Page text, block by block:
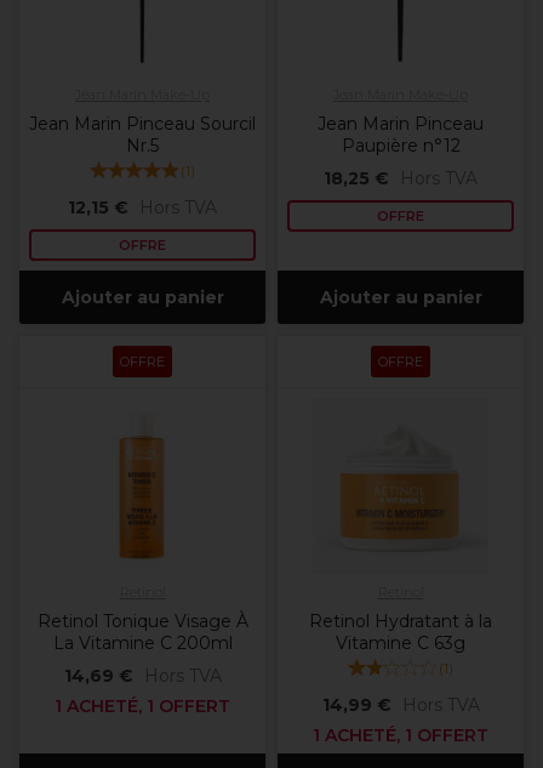
Jean Marin Pinceau Sourcil
Nr.5
(1)
12,15 € Hors TVA
OFFRE
Ajouter au panier
Jean Marin Pinceau
Paupière n°12
18,25 €
Hors TVA
OFFRE
Ajouter au panier
OFFRE
Retinol Tonique Visage À
La Vitamine C 200ml
14,69 €
Hors TVA
1 ACHETÉ, 1 OFFERT
OFFRE
Retinol Hydratant à la
Vitamine C 63g
(1)
14,99 €
Hors TVA
1 ACHETÉ, 1 OFFERT